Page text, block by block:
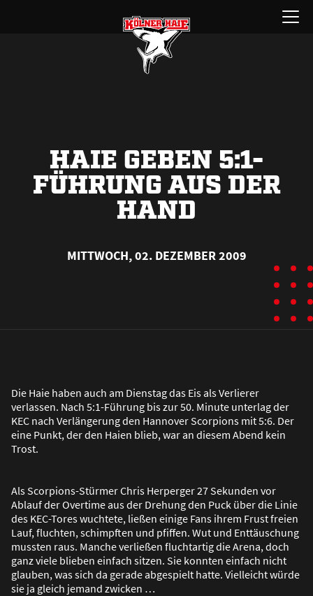
Menü
öffnen
HAIE GEBEN 5:1-
FÜHRUNG AUS DER
HAND
MITTWOCH, 02. DEZEMBER 2009
Die Haie haben auch am Dienstag das Eis als Verlierer
verlassen. Nach 5:1-Führung bis zur 50. Minute unterlag der
KEC nach Verlängerung den Hannover Scorpions mit 5:6. Der
eine Punkt, der den Haien blieb, war an diesem Abend kein
Trost.
Als Scorpions-Stürmer Chris Herperger 27 Sekunden vor
Ablauf der Overtime aus der Drehung den Puck über die Linie
des KEC-Tores wuchtete, ließen einige Fans ihrem Frust freien
Lauf, fluchten, schimpften und pfiffen. Wut und Enttäuschung
mussten raus. Manche verließen fluchtartig die Arena, doch
ganz viele blieben einfach sitzen. Sie konnten einfach nicht
glauben, was sich da gerade abgespielt hatte. Vielleicht würde
sie ja gleich jemand zwicken …